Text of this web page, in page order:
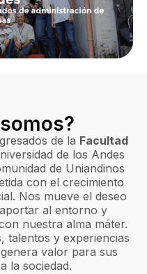
de la Facultad
de los Andes
de Uniandinos
con el crecimiento
Nos mueve el deseo
al entorno y
nuestra alma máter.
talentos y experiencias
valor para sus
la sociedad.